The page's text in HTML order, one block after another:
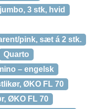
3 stk, hvid
pink, sæt á 2 stk.
Quarto
– engelsk
ØKO FL 70
ØKO FL 70